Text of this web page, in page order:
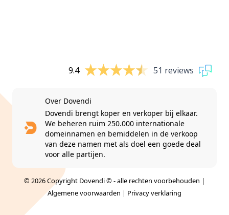
9.4 51 reviews
Over Dovendi
Dovendi brengt koper en verkoper bij elkaar.
We beheren ruim 250.000 internationale
domeinnamen en bemiddelen in de verkoop
van deze namen met als doel een goede deal
voor alle partijen.
© 2026 Copyright Dovendi © - alle rechten voorbehouden |
Algemene voorwaarden | Privacy verklaring